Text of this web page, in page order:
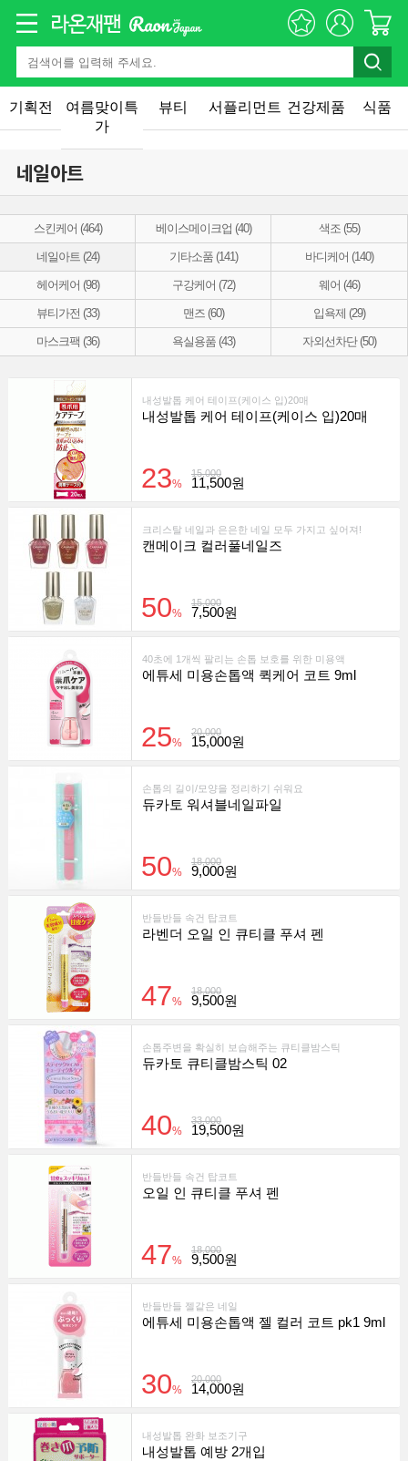
기획전
여름맞이특
가
뷰티 서플리먼트 건강제품 식품
네일아트
스킨케어 (464) 베이스메이크업 (40) 색조 (55)
네일아트 (24) 기타소품 (141) 바디케어 (140)
헤어케어 (98) 구강케어 (72) 웨어 (46)
뷰티가전 (33) 맨즈 (60) 입욕제 (29)
마스크팩 (36) 욕실용품 (43) 자외선차단 (50)
내성발톱 케어 테이프(케이스 입)20매
내성발톱 케어 테이프(케이스 입)20매
15,000
23% 11,500원
크리스탈 네일과 은은한 네일 모두 가지고 싶어져!
캔메이크 컬러풀네일즈
15,000
50% 7,500원
40초에 1개씩 팔리는 손톱 보호를 위한 미용액
에튜세 미용손톱액 퀵케어 코트 9ml
20,000
25% 15,000원
손톱의 길이/모양을 정리하기 쉬워요
듀카토 워셔블네일파일
18,000
50% 9,000원
반들반들 속건 탑코트
라벤더 오일 인 큐티클 푸셔 펜
18,000
47% 9,500원
손톱주변을 확실히 보습해주는 큐티클밤스틱
듀카토 큐티클밤스틱 02
33,000
40% 19,500원
반들반들 속건 탑코트
오일 인 큐티클 푸셔 펜
18,000
47% 9,500원
반들반들 젤같은 네일
에튜세 미용손톱액 젤 컬러 코트 pk1 9ml
20,000
30% 14,000원
내성발톱 완화 보조기구
내성발톱 예방 2개입